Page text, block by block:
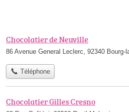
Chocolatier de Neuville
86 Avenue General Leclerc, 92340 Bourg-
Téléphone
Chocolatier Gilles Cresno